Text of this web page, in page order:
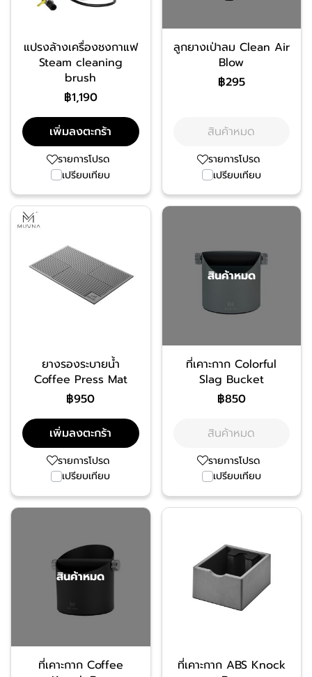
แปรงล้างเครื่องชงกาแฟ
Steam cleaning
brush
฿1,190
เพิ่มลงตะกร้า
รายการโปรด
เปรียบเทียบ
ลูกยางเป่าลม Clean Air
Blow
฿295
สินค้าหมด
รายการโปรด
เปรียบเทียบ
ยางรองระบายน้ำ
Coffee Press Mat
฿950
เพิ่มลงตะกร้า
รายการโปรด
เปรียบเทียบ
สินค้าหมด
ที่เคาะกาก Colorful
Slag Bucket
฿850
สินค้าหมด
รายการโปรด
เปรียบเทียบ
สินค้าหมด
ที่เคาะกาก Coffee
ที่เคาะกาก ABS Knock